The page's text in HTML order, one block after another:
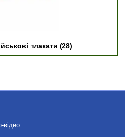
плакати (28)
відео